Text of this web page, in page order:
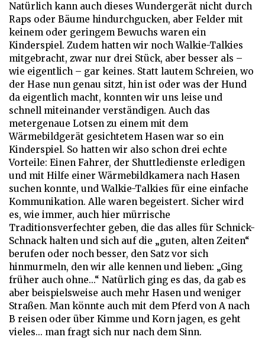
Natürlich kann auch dieses Wundergerät nicht durch
Raps oder Bäume hindurchgucken, aber Felder mit
keinem oder geringem Bewuchs waren ein
Kinderspiel. Zudem hatten wir noch Walkie-Talkies
mitgebracht, zwar nur drei Stück, aber besser als –
wie eigentlich – gar keines. Statt lautem Schreien, wo
der Hase nun genau sitzt, hin ist oder was der Hund
da eigentlich macht, konnten wir uns leise und
schnell miteinander verständigen. Auch das
metergenaue Lotsen zu einem mit dem
Wärmebildgerät gesichtetem Hasen war so ein
Kinderspiel. So hatten wir also schon drei echte
Vorteile: Einen Fahrer, der Shuttledienste erledigen
und mit Hilfe einer Wärmebildkamera nach Hasen
suchen konnte, und Walkie-Talkies für eine einfache
Kommunikation. Alle waren begeistert. Sicher wird
es, wie immer, auch hier mürrische
Traditionsverfechter geben, die das alles für Schnick-
Schnack halten und sich auf die „guten, alten Zeiten“
berufen oder noch besser, den Satz vor sich
hinmurmeln, den wir alle kennen und lieben: „Ging
früher auch ohne...“ Natürlich ging es das, da gab es
aber beispielsweise auch mehr Hasen und weniger
Straßen. Man könnte auch mit dem Pferd von A nach
B reisen oder über Kimme und Korn jagen, es geht
vieles... man fragt sich nur nach dem Sinn.